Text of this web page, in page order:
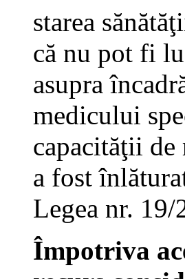
starea
că nu pot fi
asupra
medicului
capacităţii
a fost
Legea nr. 19/
Împotriva